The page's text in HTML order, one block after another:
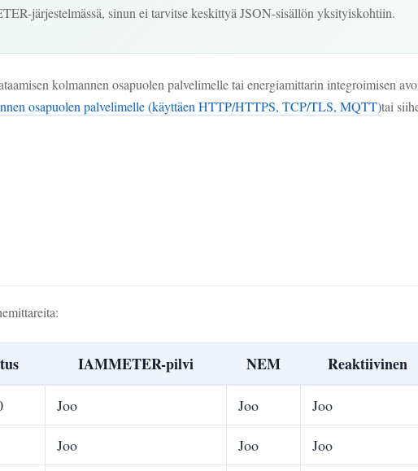
järjestelmässä, sinun ei tarvitse keskittyä JSON-sisällön yksityiskohtiin.
kolmannen osapuolen palvelimelle tai energiamittarin integroimisen
osapuolen palvelimelle (käyttäen HTTP/HTTPS, TCP/TLS, MQTT)tai
IAMMETER-pilvi NEM Reaktiivinen
Joo Joo Joo
Joo Joo Joo